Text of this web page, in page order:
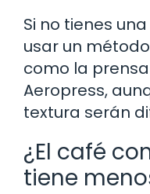
Si no tienes
usar un
como la
Aeropress,
textura serán
¿El café
tiene